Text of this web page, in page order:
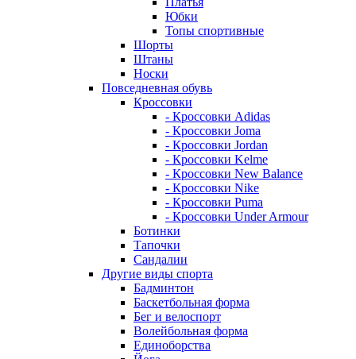
Юбки
Топы спортивные
Шорты
Штаны
Носки
Повседневная обувь
Кроссовки
- Кроссовки Adidas
- Кроссовки Joma
- Кроссовки Jordan
- Кроссовки Kelme
- Кроссовки New Balance
- Кроссовки Nike
- Кроссовки Puma
- Кроссовки Under Armour
Ботинки
Тапочки
Сандалии
Другие виды спорта
Бадминтон
Баскетбольная форма
Бег и велоспорт
Волейбольная форма
Единоборства